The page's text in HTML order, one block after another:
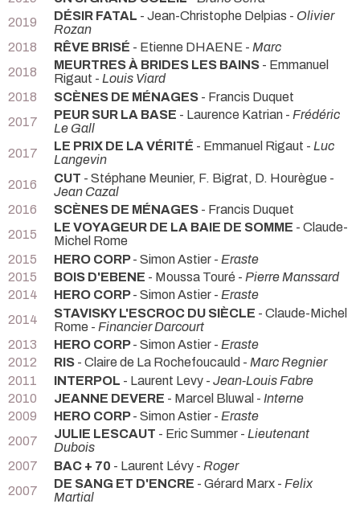
2019
DÉSIR FATAL - Jean-Christophe Delpias - Olivier
Rozan
2018
RÊVE BRISÉ - Etienne DHAENE - Marc
2018
MEURTRES À BRIDES LES BAINS - Emmanuel
Rigaut - Louis Viard
2018
SCÈNES DE MÉNAGES - Francis Duquet
2017
PEUR SUR LA BASE - Laurence Katrian - Frédéric
Le Gall
2017
LE PRIX DE LA VÉRITÉ - Emmanuel Rigaut - Luc
Langevin
2016
CUT - Stéphane Meunier, F. Bigrat, D. Hourègue -
Jean Cazal
2016
SCÈNES DE MÉNAGES - Francis Duquet
2015
LE VOYAGEUR DE LA BAIE DE SOMME - Claude-
Michel Rome
2015
HERO CORP- Simon Astier - Eraste
2015
BOIS D'EBENE - Moussa Touré - Pierre Manssard
2014
HERO CORP- Simon Astier - Eraste
2014
STAVISKY L'ESCROC DU SIÈCLE - Claude-Michel
Rome - Financier Darcourt
2013
HERO CORP- Simon Astier - Eraste
2012
RIS - Claire de La Rochefoucauld - Marc Regnier
2011
INTERPOL - Laurent Levy - Jean-Louis Fabre
2010
JEANNE DEVERE - Marcel Bluwal - Interne
2009
HERO CORP- Simon Astier - Eraste
2007
JULIE LESCAUT - Eric Summer - Lieutenant
Dubois
2007
BAC + 70 - Laurent Lévy - Roger
2007
DE SANG ET D'ENCRE - Gérard Marx - Felix
Martial